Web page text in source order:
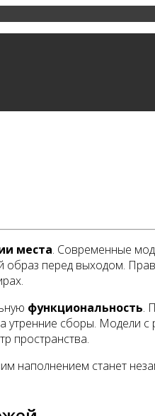
места. Современные
перед выходом.
функциональность.
сборы. Модели
пространства.
наполнением станет